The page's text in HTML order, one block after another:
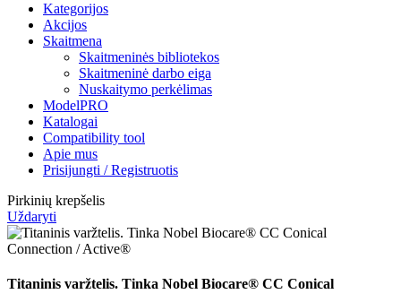
Kategorijos
Akcijos
Skaitmena
Skaitmeninės bibliotekos
Skaitmeninė darbo eiga
Nuskaitymo perkėlimas
ModelPRO
Katalogai
Compatibility tool
Apie mus
Prisijungti / Registruotis
Pirkinių krepšelis
Uždaryti
Titaninis varžtelis. Tinka Nobel Biocare® CC Conical